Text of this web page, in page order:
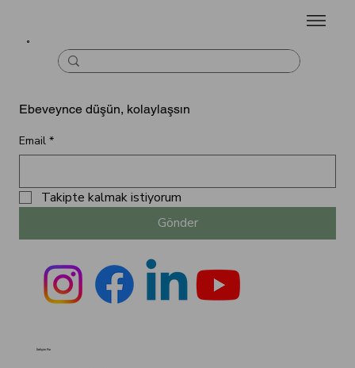
Ebeveynce düşün, kolaylaşsın
Email *
Takipte kalmak istiyorum
Gönder
İletişim Formu